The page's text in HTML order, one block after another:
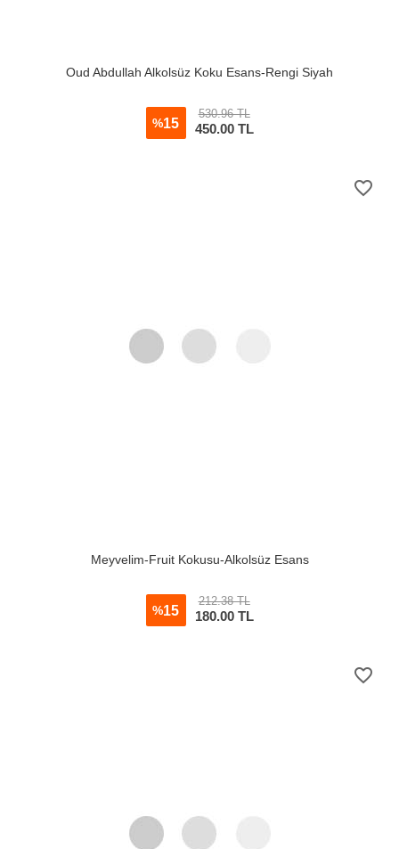
Oud Abdullah Alkolsüz Koku Esans-Rengi Siyah
%15
530.96 TL
450.00TL
favorite_border
Meyvelim-Fruit Kokusu-Alkolsüz Esans
%15
212.38 TL
180.00TL
favorite_border